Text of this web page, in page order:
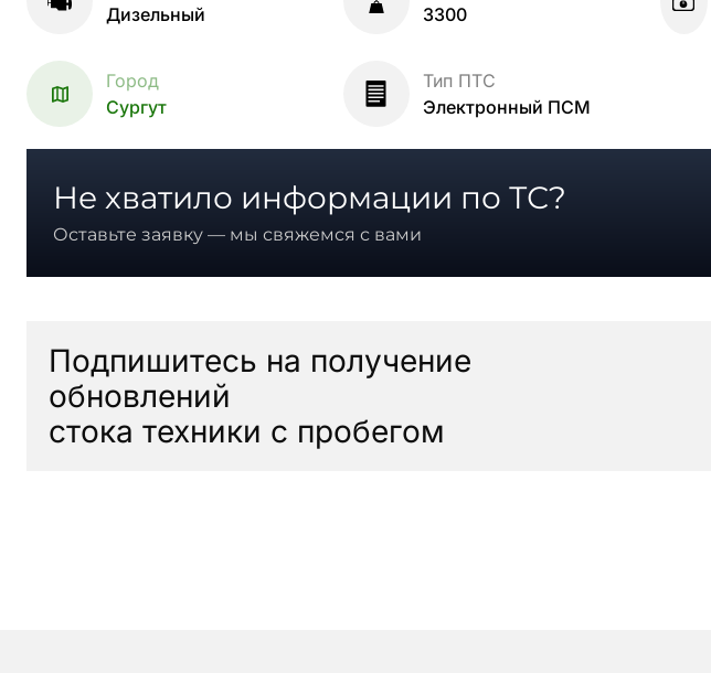
Дизельный
3300
Город
Сургут
Тип ПТС
Электронный ПСМ
Не хватило информации по ТС?
Оставьте заявку — мы свяжемся с вами
Подпишитесь на получение
обновлений
стока техники с пробегом